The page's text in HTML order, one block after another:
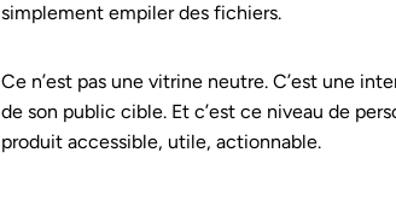
simplement empiler des fichiers.
Ce n’est pas une vitrine neutre. C’est une
de son public cible. Et c’est ce niveau de
produit accessible, utile, actionnable.